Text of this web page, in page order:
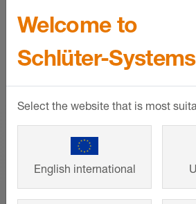
konstrukcí
Využijte zde náš
vhodnou konstrukci pro
pouhými čtyřmi kliknutími,
o volně vyložený balkon,
Welcome to
Schlüter-Systems
Select the website that is most
English international